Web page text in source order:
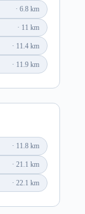
6.8 km
11 km
11.4 km
11.9 km
11.8 km
21.1 km
22.1 km